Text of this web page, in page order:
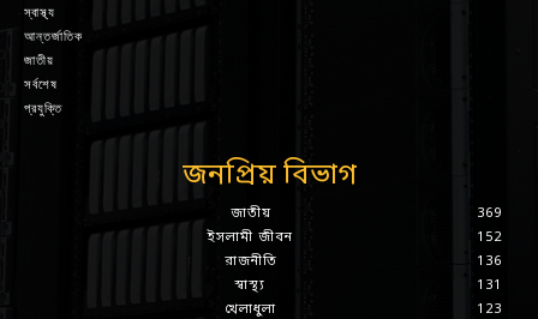
স্বাস্থ্য
আন্তর্জাতিক
জাতীয়
সর্বশেষ
প্রযুক্তি
জনপ্রিয় বিভাগ
জাতীয়
369
ইসলামী জীবন
152
রাজনীতি
136
স্বাস্থ্য
131
খেলাধুলা
123